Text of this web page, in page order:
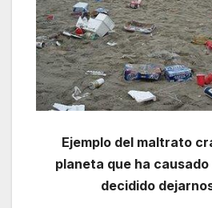
Ejemplo del maltrato
planeta que ha
decidido